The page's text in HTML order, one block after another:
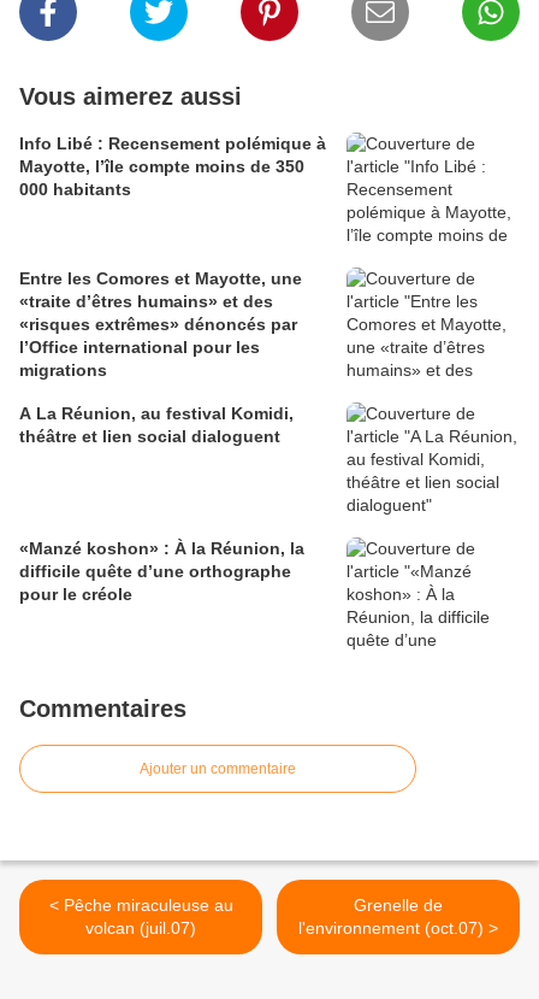
Vous aimerez aussi
Info Libé : Recensement polémique à
Mayotte, l’île compte moins de 350
000 habitants
Entre les Comores et Mayotte, une
«traite d’êtres humains» et des
«risques extrêmes» dénoncés par
l’Office international pour les
migrations
A La Réunion, au festival Komidi,
théâtre et lien social dialoguent
«Manzé koshon» : À la Réunion, la
difficile quête d’une orthographe
pour le créole
Commentaires
Ajouter un commentaire
< Pêche miraculeuse au
volcan (juil.07)
Grenelle de
l'environnement (oct.07) >